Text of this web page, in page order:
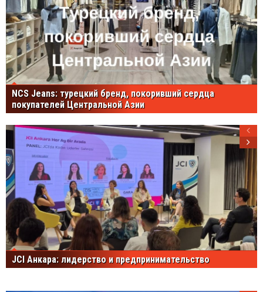
NCS Jeans: турецкий бренд, покоривший сердца
покупателей Центральной Азии
JCI Анкара: лидерство и предпринимательство